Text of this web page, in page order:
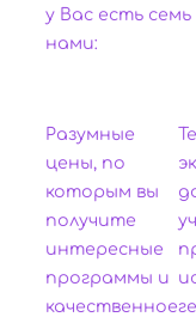
у Вас есть
нами:
Разумные
цены, по
которым вы
получите
интересные
программы и
качественное